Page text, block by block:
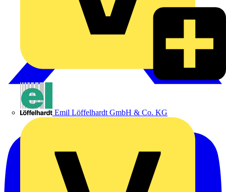
Emil Löffelhardt GmbH & Co. KG